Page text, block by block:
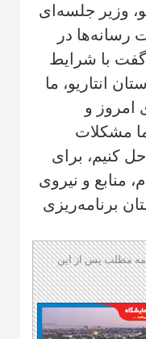
وزیر جلسه‌ای
رسانه‌ها در
گفت با شرایط
انتاریو، ما
امروز و
مشکلات
حل کنیم، برای
منابع و نیروی
برنامه‌ریزی
مطلب پس از این